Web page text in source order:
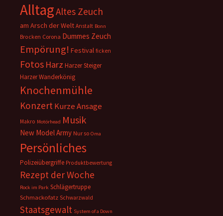
AlltagAltes Zeuch
am Arsch der Welt Anstalt Bonn
Brocken Corona Dummes Zeuch
Empörung! Festival ficken
Fotos Harz Harzer Steiger
Harzer Wanderkönig
Knochenmühle
KonzertKurze Ansage
Makro Motörhead Musik
New Model Army Nur so Oma
Persönliches
Polizeiübergriffe Produktbewertung
Rezept der Woche
Rock im Park Schlägertruppe
Schmackofatz Schwarzwald
Staatsgewalt System of a Down